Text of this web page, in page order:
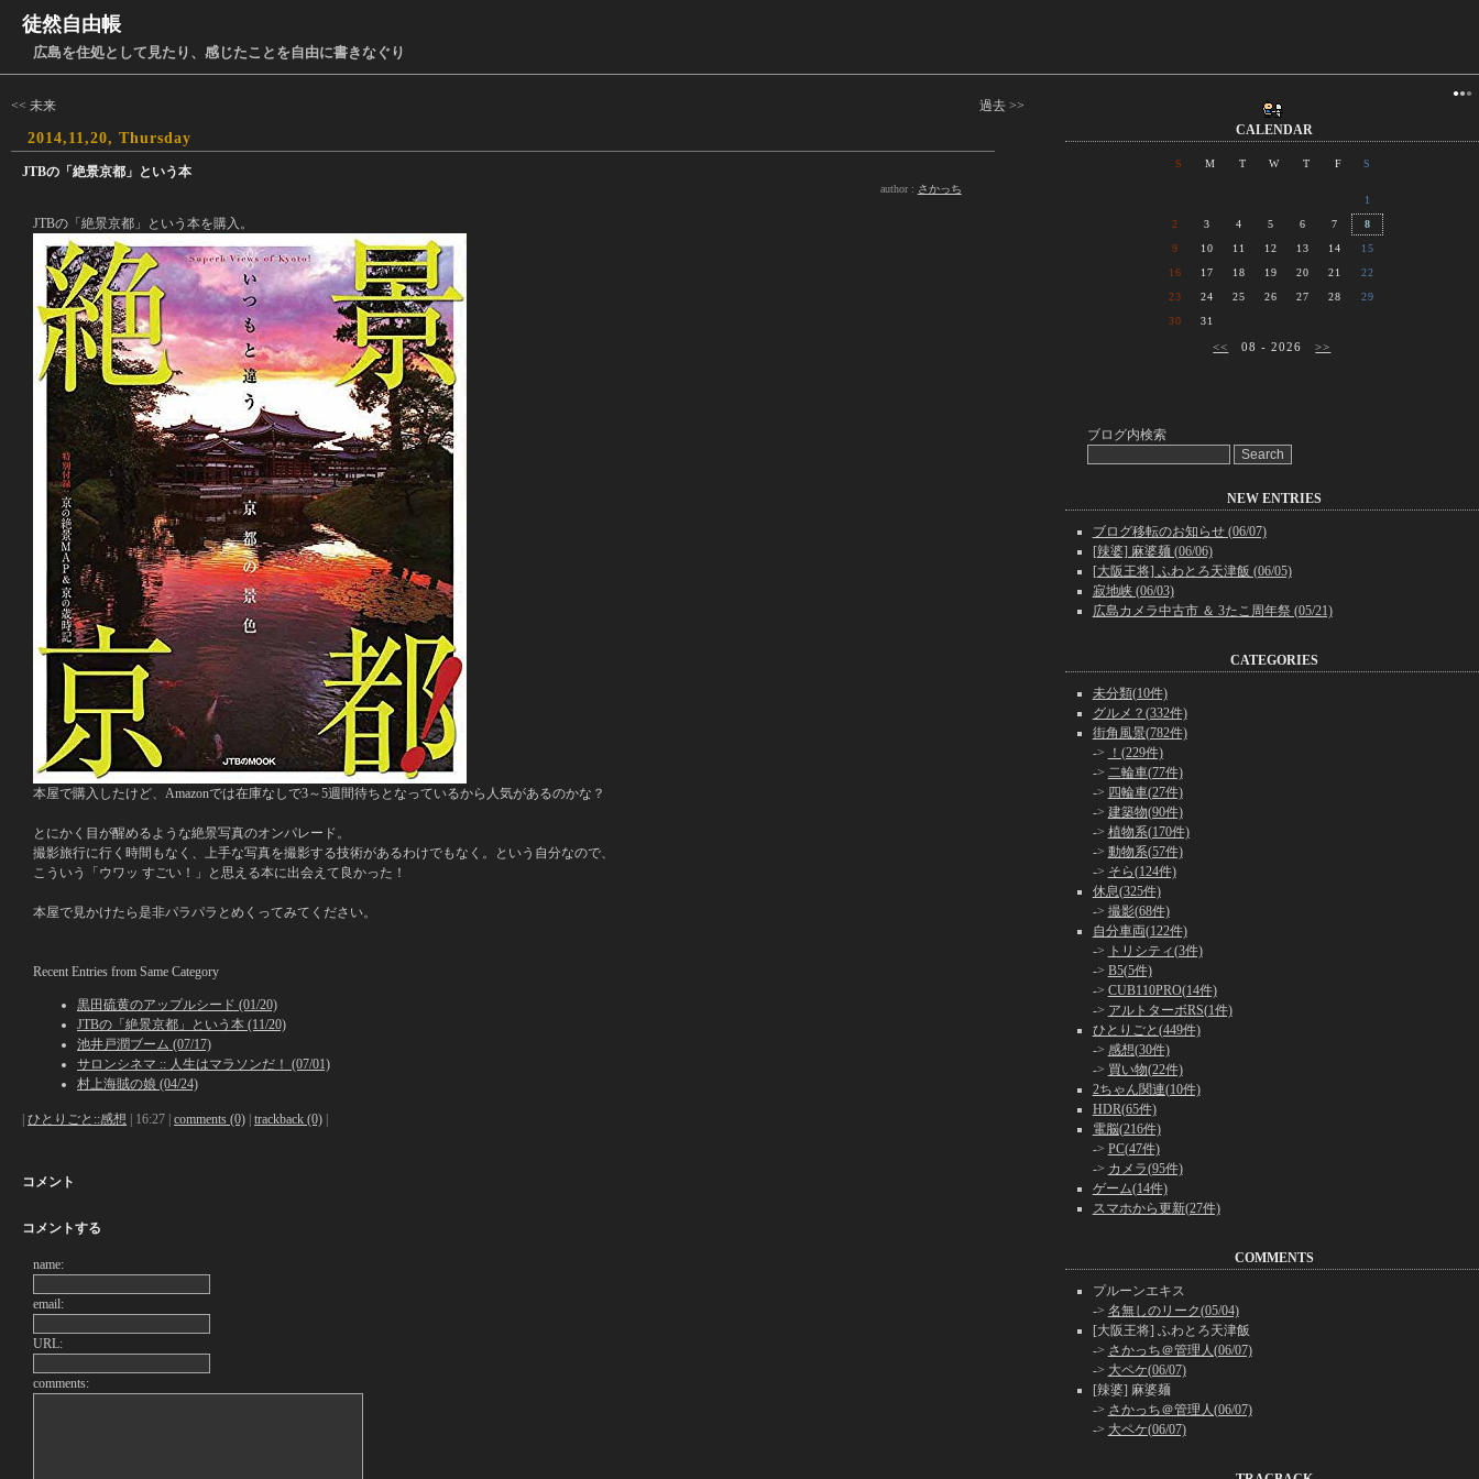
徒然自由帳
広島を住処として見たり、感じたことを自由に書きなぐり
<< 未来 過去 >>
2014,11,20, Thursday
JTBの「絶景京都」という本
author : さかっち
JTBの「絶景京都」という本を購入。
本屋で購入したけど、Amazonでは在庫なしで3～5週間待ちとなっているから人気があるのかな？
とにかく目が醒めるような絶景写真のオンパレード。
撮影旅行に行く時間もなく、上手な写真を撮影する技術があるわけでもなく。という自分なので、
こういう「ウワッ すごい！」と思える本に出会えて良かった！
本屋で見かけたら是非パラパラとめくってみてください。
Recent Entries from Same Category
黒田硫黄のアップルシード (01/20)
JTBの「絶景京都」という本 (11/20)
池井戸潤ブーム (07/17)
サロンシネマ :: 人生はマラソンだ！ (07/01)
村上海賊の娘 (04/24)
ひとりごと::感想 | 16:27 | comments (0) trackback (0)
コメント
コメントする
name:
email:
URL:
comments:
●●●
CALENDAR
S M T W T F S
1
2
3 4 5 6 7
8
9
10 11 12 13 14
15
16
17 18 19 20 21
22
23
24 25 26 27 28
29
30
31
<< 08 - 2026>>
ブログ内検索
NEW ENTRIES
ブログ移転のお知らせ (06/07)
[辣婆] 麻婆麺 (06/06)
[大阪王将] ふわとろ天津飯 (06/05)
寂地峡 (06/03)
広島カメラ中古市 ＆ 3たこ周年祭 (05/21)
CATEGORIES
未分類(10件)
グルメ？(332件)
街角風景(782件)
->
！(229件)
-> 二輪車(77件)
-> 四輪車(27件)
-> 建築物(90件)
-> 植物系(170件)
-> 動物系(57件)
-> そら(124件)
休息(325件)
-> 撮影(68件)
自分車両(122件)
-> トリシティ(3件)
-> B5(5件)
-> CUB110PRO(14件)
-> アルトターボRS(1件)
ひとりごと(449件)
-> 感想(30件)
-> 買い物(22件)
2ちゃん関連(10件)
HDR(65件)
電脳(216件)
-> PC(47件)
-> カメラ(95件)
ゲーム(14件)
スマホから更新(27件)
COMMENTS
プルーンエキス
-> 名無しのリーク(05/04)
[大阪王将] ふわとろ天津飯
-> さかっち＠管理人(06/07)
-> 大ペケ(06/07)
[辣婆] 麻婆麺
-> さかっち＠管理人(06/07)
-> 大ペケ(06/07)